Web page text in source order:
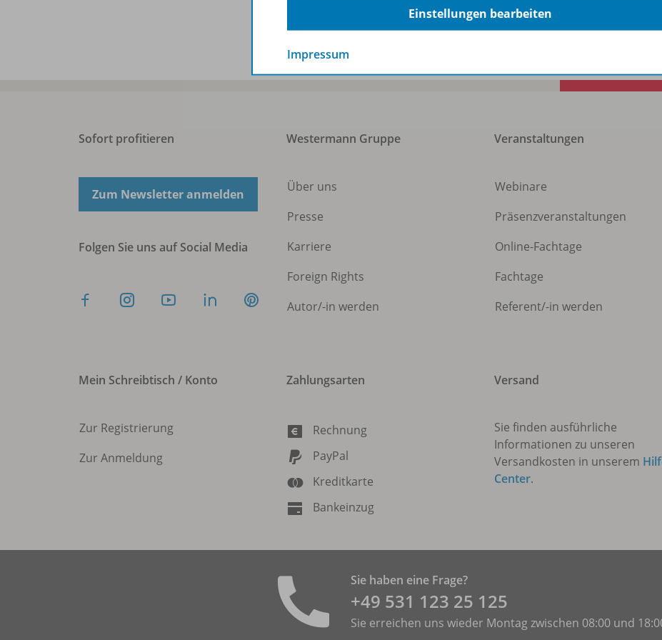
Sofort profitieren
Zum Newsletter anmelden
Folgen Sie uns auf Social Media
Westermann Gruppe
Über uns
Presse
Karriere
Foreign Rights
Autor/-in werden
Veranstaltungen
Webinare
Präsenzveranstaltungen
Online-Fachtage
Fachtage
Referent/-in werden
Mein Schreibtisch / Konto
Zur Registrierung
Zur Anmeldung
Zahlungsarten
Rechnung
PayPal
Kreditkarte
Bankeinzug
Versand
Sie finden ausführliche
Informationen zu unseren
Versandkosten in unserem
Center.
Sie haben eine Frage?
+49 531 ­123 25 125
Sie erreichen uns wieder Montag zwischen 08:00 und
Einstellungen bearbeiten
Impressum